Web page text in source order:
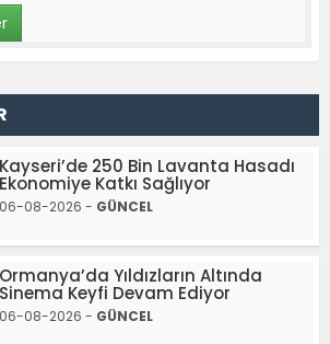
Kayseri’de 250 Bin Lavanta Hasadı
Ekonomiye Katkı Sağlıyor
06-08-2026 - GÜNCEL
Ormanya’da Yıldızların Altında
Sinema Keyfi Devam Ediyor
06-08-2026 - GÜNCEL